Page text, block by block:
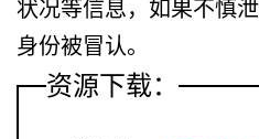
状况等信息，如果不慎
身份被冒认。
资源下载：